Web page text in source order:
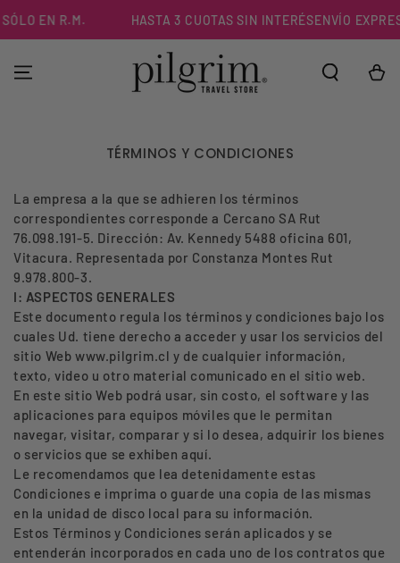
CONTENIDO
EN R.M. HASTA 3 CUOTAS SIN INTERÉSENVÍO EXPRESS
Carrito
TÉRMINOS Y CONDICIONES
La empresa a la que se adhieren los términos
correspondientes corresponde a Cercano SA Rut
76.098.191-5. Dirección: Av. Kennedy 5488 oficina 601,
Vitacura. Representada por Constanza Montes Rut
9.978.800-3.
I: ASPECTOS GENERALES
Este documento regula los términos y condiciones bajo los
cuales Ud. tiene derecho a acceder y usar los servicios del
sitio Web www.pilgrim.cl y de cualquier información,
texto, video u otro material comunicado en el sitio web.
En este sitio Web podrá usar, sin costo, el software y las
aplicaciones para equipos móviles que le permitan
navegar, visitar, comparar y si lo desea, adquirir los bienes
o servicios que se exhiben aquí.
Le recomendamos que lea detenidamente estas
Condiciones e imprima o guarde una copia de las mismas
en la unidad de disco local para su información.
Estos Términos y Condiciones serán aplicados y se
entenderán incorporados en cada uno de los contratos que